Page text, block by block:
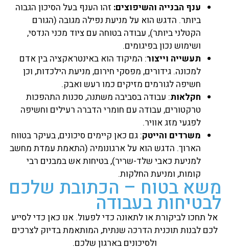
ענף הבנייה והשיפוצים: זהו הענף בעל הסיכון הגבוה
ביותר. הדגש הוא על מניעת נפילה מגובה (הגורם
הקטלני ביותר), עבודה בטוחה עם ציוד מכני הנדסי,
ושימוש נכון בפיגומים.
תעשייה וייצור: המיקוד הוא באינטראקציה בין אדם
למכונה. גידורים, מפסקי חירום, מניעת הילכדות, וכן
חשיפה לגורמים מזיקים כמו רעש ואבק.
חקלאות: עבודה בסביבה משתנה, סכנות התהפכות
טרקטורים, עבודה עם חומרי הדברה רעילים וחשיפה
לפגעי מזג אוויר.
משרדים והייטק: גם כאן קיימים סיכונים, בעיקר בטווח
הארוך. הדגש הוא על ארגונומיה (התאמת עמדת מחשב
למניעת כאבי שלד-שריר), בטיחות אש במבנים רבי
קומות, ומניעת החלקות.
משא בטוח – הכתובת שלכם
לבטיחות בעבודה
אל תחכו לביקורת או לתאונה כדי לפעול. אנו כאן כדי לסייע
לכם לבנות תוכנית הדרכה שנתית, המותאמת בדיוק לצרכים
ולסיכונים בארגון שלכם.